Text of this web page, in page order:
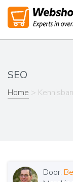
SEO
Home >
Door: